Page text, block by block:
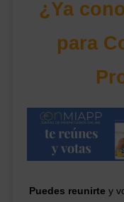
¿Ya
para
Puedes reunirte y